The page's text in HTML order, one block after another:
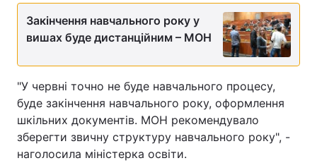
Архів Вакансії
Закінчення навчального року у
вишах буде дистанційним – МОН
"У червні точно не буде навчального процесу,
буде закінчення навчального року, оформлення
шкільних документів. МОН рекомендувало
зберегти звичну структуру навчального року", -
наголосила міністерка освіти.